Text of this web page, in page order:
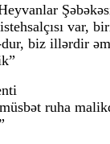
var,
biz illərdir
ruha